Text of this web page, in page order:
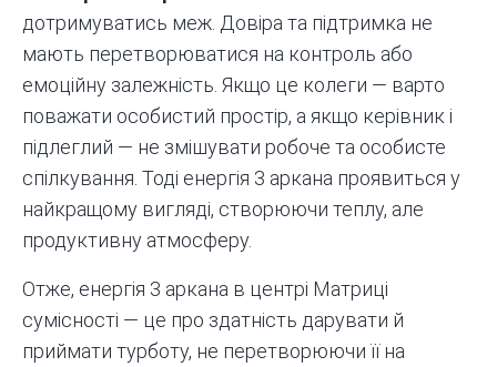
дотримуватись меж. Довіра та підтримка не
мають перетворюватися на контроль або
емоційну залежність. Якщо це колеги — варто
поважати особистий простір, а якщо керівник і
підлеглий — не змішувати робоче та особисте
спілкування. Тоді енергія 3 аркана проявиться у
найкращому вигляді, створюючи теплу, але
продуктивну атмосферу.
Отже, енергія 3 аркана в центрі Матриці
сумісності — це про здатність дарувати й
приймати турботу, не перетворюючи її на